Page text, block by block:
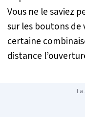
Vous ne le saviez
sur les boutons
certaine
distance
La